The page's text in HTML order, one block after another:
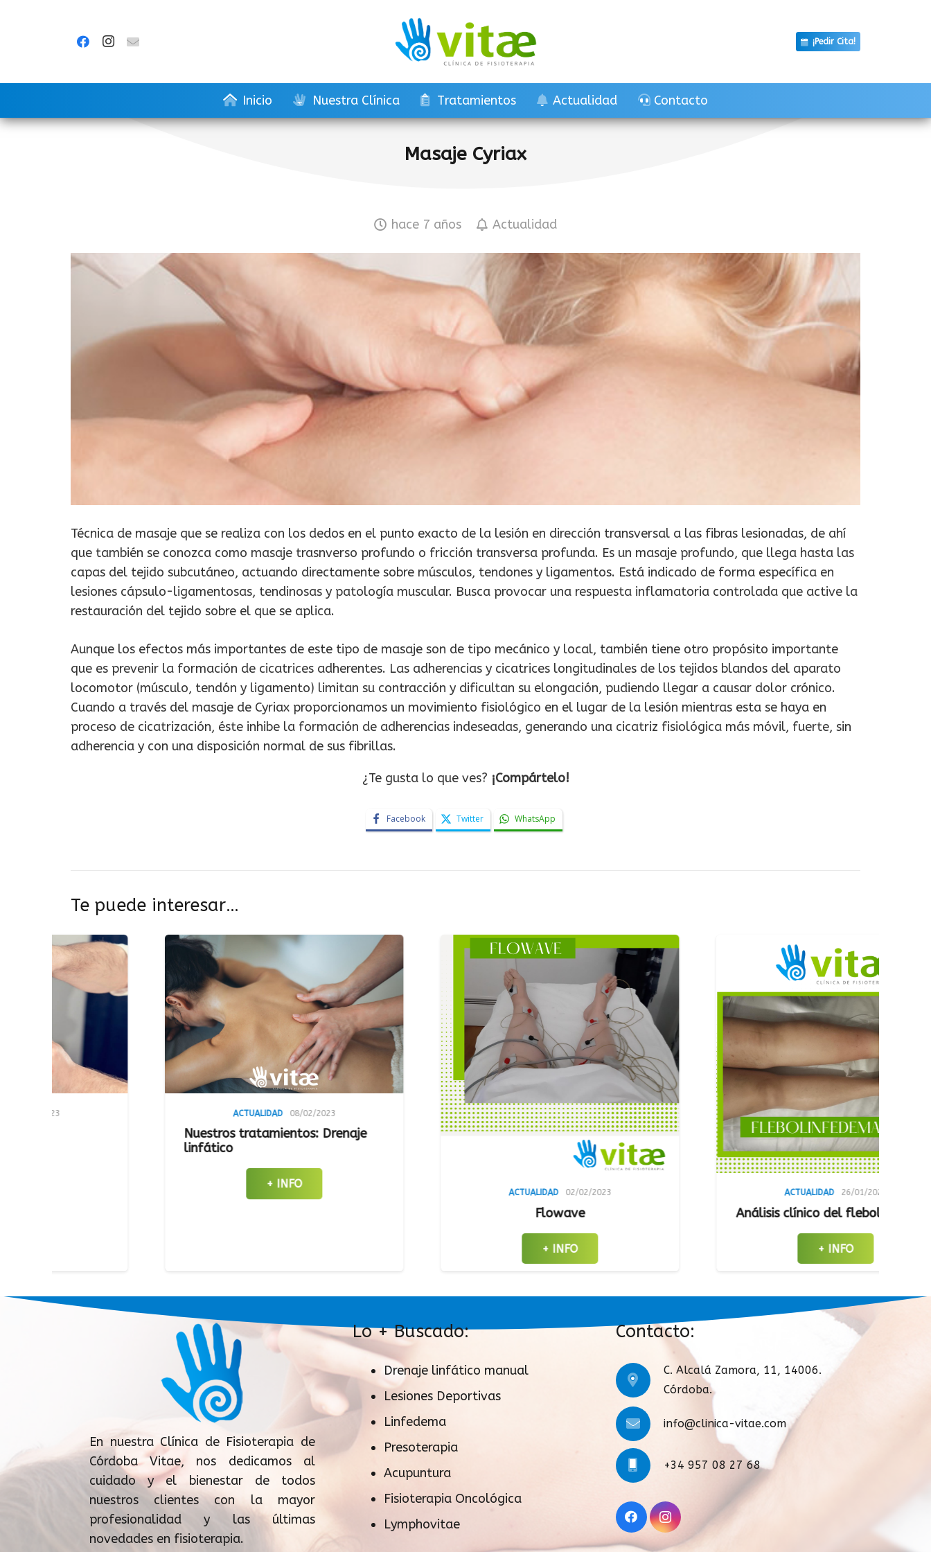
¡Pedir Cita!
Inicio Nuestra Clínica Tratamientos Actualidad Contacto
Masaje Cyriax
hace 7 años Actualidad
Técnica de masaje que se realiza con los dedos en el punto exacto de la lesión en dirección transversal a las fibras lesionadas, de ahí
que también se conozca como masaje trasnverso profundo o fricción transversa profunda. Es un masaje profundo, que llega hasta las
capas del tejido subcutáneo, actuando directamente sobre músculos, tendones y ligamentos. Está indicado de forma específica en
lesiones cápsulo-ligamentosas, tendinosas y patología muscular. Busca provocar una respuesta inflamatoria controlada que active la
restauración del tejido sobre el que se aplica.
Aunque los efectos más importantes de este tipo de masaje son de tipo mecánico y local, también tiene otro propósito importante
que es prevenir la formación de cicatrices adherentes. Las adherencias y cicatrices longitudinales de los tejidos blandos del aparato
locomotor (músculo, tendón y ligamento) limitan su contracción y dificultan su elongación, pudiendo llegar a causar dolor crónico.
Cuando a través del masaje de Cyriax proporcionamos un movimiento fisiológico en el lugar de la lesión mientras esta se haya en
proceso de cicatrización, éste inhibe la formación de adherencias indeseadas, generando una cicatriz fisiológica más móvil, fuerte, sin
adherencia y con una disposición normal de sus fibrillas.
¿Te gusta lo que ves? ¡Compártelo!
Facebook Twitter WhatsApp
Te puede interesar…
Nuestros tratamientos: Drenaje
Análisis clínico del flebolinfedema
En nuestra Clínica de Fisioterapia de
Córdoba Vitae, nos dedicamos al
cuidado y el bienestar de todos
nuestros clientes con la mayor
profesionalidad y las últimas
novedades en fisioterapia.
Lo + Buscado:
Drenaje linfático manual
Lesiones Deportivas
Linfedema
Presoterapia
Acupuntura
Fisioterapia Oncológica
Lymphovitae
Contacto:
C. Alcalá Zamora, 11, 14006.
Córdoba.
info@clinica-vitae.com
+34 957 08 27 68